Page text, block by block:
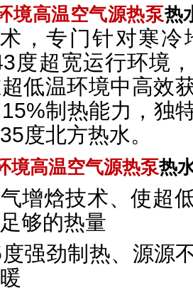
境高温空气源热泵热
，专门针对寒冷
度超宽运行环境
低温环境中高效
制热能力，独
度北方热水。
境高温空气源热泵热
增焓技术、使超
够的热量
强劲制热、源源